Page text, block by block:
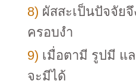
8) ผัสสะเป็นปัจจัย
ครอบงำ
9) เมื่อตามี รูปมี แ
จะมีได้